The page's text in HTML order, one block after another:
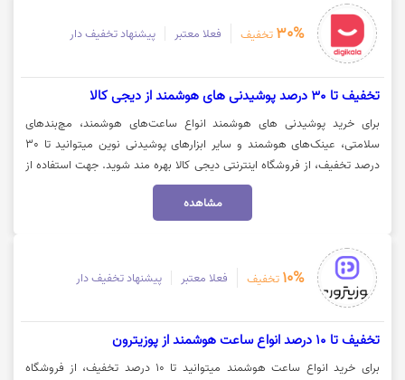
30% تخفیف فعلا معتبر پیشنهاد تخفیف دار
تخفیف تا 30 درصد پوشیدنی های هوشمند از دیجی کالا
برای خرید پوشیدنی های هوشمند انواع ساعت‌های هوشمند، مچ‌بندهای
سلامتی، عینک‌های هوشمند و سایر ابزارهای پوشیدنی نوین میتوانید تا 30
درصد تخفیف، از فروشگاه اینترنتی دیجی کالا بهره مند شوید. جهت استفاده از
تخفیف و مشاهده کالا روی گزینه "خرید کنید" کلیک نمایید.
مشاهده
10% تخفیف فعلا معتبر پیشنهاد تخفیف دار
تخفیف تا 10 درصد انواع ساعت هوشمند از پوزیترون
برای خرید انواع ساعت هوشمند میتوانید تا 10 درصد تخفیف، از فروشگاه